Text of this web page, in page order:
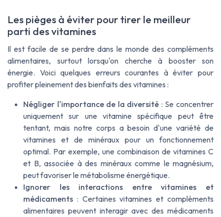
Les pièges à éviter pour tirer le meilleur
parti des vitamines
Il est facile de se perdre dans le monde des compléments
alimentaires, surtout lorsqu'on cherche à booster son
énergie. Voici quelques erreurs courantes à éviter pour
profiter pleinement des bienfaits des vitamines :
Négliger l'importance de la diversité : Se concentrer
uniquement sur une vitamine spécifique peut être
tentant, mais notre corps a besoin d'une variété de
vitamines et de minéraux pour un fonctionnement
optimal. Par exemple, une combinaison de vitamines C
et B, associée à des minéraux comme le magnésium,
peut favoriser le métabolisme énergétique.
Ignorer les interactions entre vitamines et
médicaments : Certaines vitamines et compléments
alimentaires peuvent interagir avec des médicaments